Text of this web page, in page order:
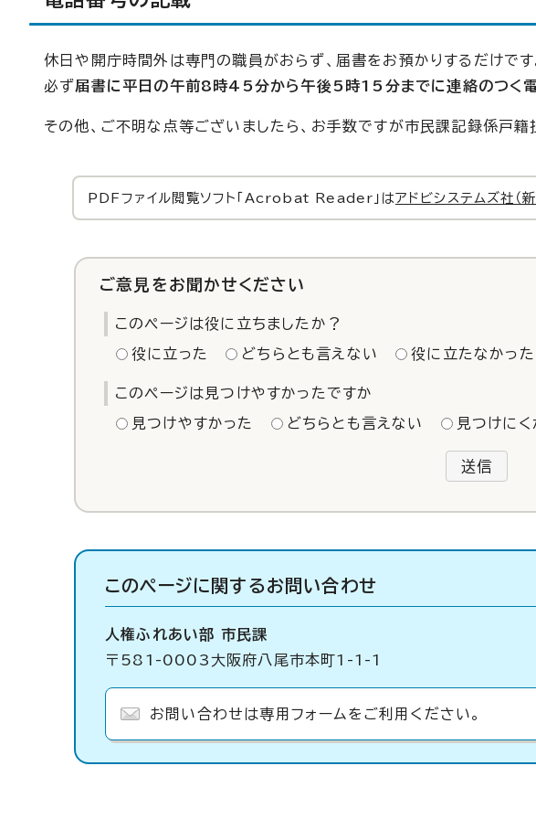
休日や開庁時間外は専門の職員がおらず、届書をお預かりするだけです
必ず届書に平日の午前8時45分から午後5時15分までに連絡のつく
その他、ご不明な点等ございましたら、お手数ですが市民課記録係戸籍
PDFファイル閲覧ソフト「Acrobat Reader」はアドビシステムズ社（新
ご意見をお聞かせください
このページは役に立ちましたか？
役に立った どちらとも言えない 役に立たなかった
このページは見つけやすかったですか
見つけやすかった どちらとも言えない 見つけにく
送信
このページに関するお問い合わせ
人権ふれあい部 市民課
〒581-0003大阪府八尾市本町1-1-1
お問い合わせは専用フォームをご利用ください。